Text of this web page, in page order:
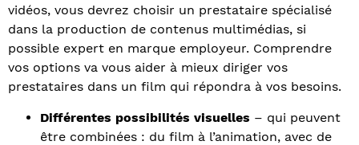
vidéos, vous devrez choisir un prestataire spécialisé
dans la production de contenus multimédias, si
possible expert en marque employeur. Comprendre
vos options va vous aider à mieux diriger vos
prestataires dans un film qui répondra à vos besoins.
Différentes possibilités visuelles – qui peuvent
être combinées : du film à l’animation, avec de